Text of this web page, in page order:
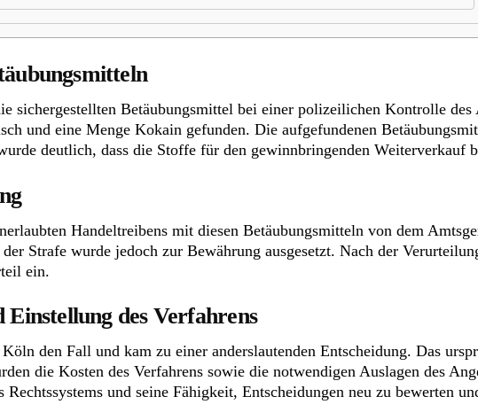
sichergestellten Betäubungsmittel bei einer polizeilichen Kontrolle
und eine Menge Kokain gefunden. Die aufgefundenen
deutlich, dass die Stoffe für den gewinnbringenden Weiterverkauf
Handeltreibens mit diesen Betäubungsmitteln von dem
Strafe wurde jedoch zur Bewährung ausgesetzt. Nach der
ein.
des Verfahrens
den Fall und kam zu einer anderslautenden Entscheidung. Das
die Kosten des Verfahrens sowie die notwendigen Auslagen des
und seine Fähigkeit, Entscheidungen neu zu bewerten